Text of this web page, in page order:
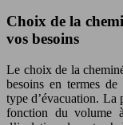
Choix de la
vos besoins
Le choix de la
besoins en termes de
type d’évacuation. La
fonction du volume